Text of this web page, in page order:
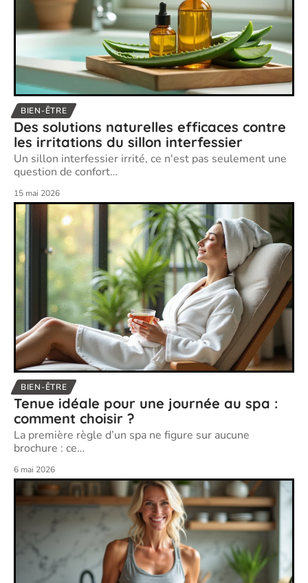
BIEN-ÊTRE
Des solutions naturelles efficaces contre
les irritations du sillon interfessier
Un sillon interfessier irrité, ce n'est pas seulement une
question de confort…
15 mai 2026
BIEN-ÊTRE
Tenue idéale pour une journée au spa :
comment choisir ?
La première règle d’un spa ne figure sur aucune
brochure : ce…
6 mai 2026